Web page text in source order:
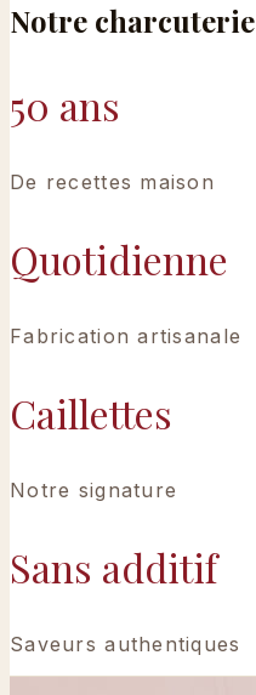
Notre charcuterie
50 ans
De recettes maison
Quotidienne
Fabrication artisanale
Caillettes
Notre signature
Sans additif
Saveurs authentiques